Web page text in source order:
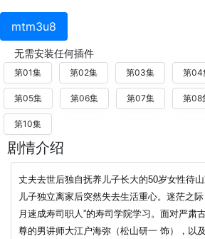
mtm3u8
无需安装任何插件
第01集 第02集 第03集 第04
第05集 第06集 第07集 第08
第10集
剧情介绍
丈夫去世后独自抚养儿子长大的50岁女性待
儿子独立离家后突然失去生活重心。迷茫之
月速成寿司职人”的寿司学院学习。面对严肃
尊的男讲师大江户海弥（松山研一 饰），以